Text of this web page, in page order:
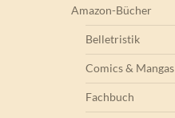
Amazon-Bücher
Belletristik
Comics & Mangas
Fachbuch